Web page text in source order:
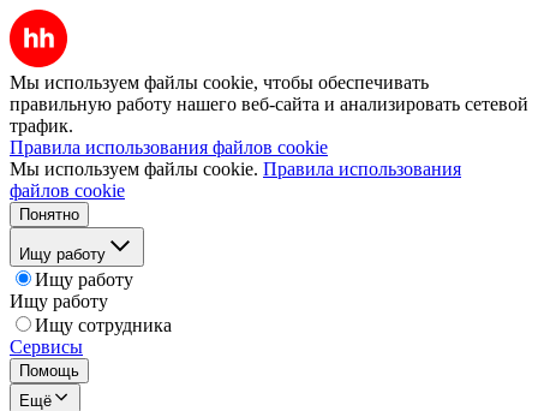
Мы используем файлы cookie, чтобы обеспечивать
правильную работу нашего веб-сайта и анализировать сетевой
трафик.
Правила использования файлов cookie
Мы используем файлы cookie. Правила использования
файлов cookie
Понятно
Ищу работу
Ищу работу
Ищу работу
Ищу сотрудника
Сервисы
Помощь
Ещё